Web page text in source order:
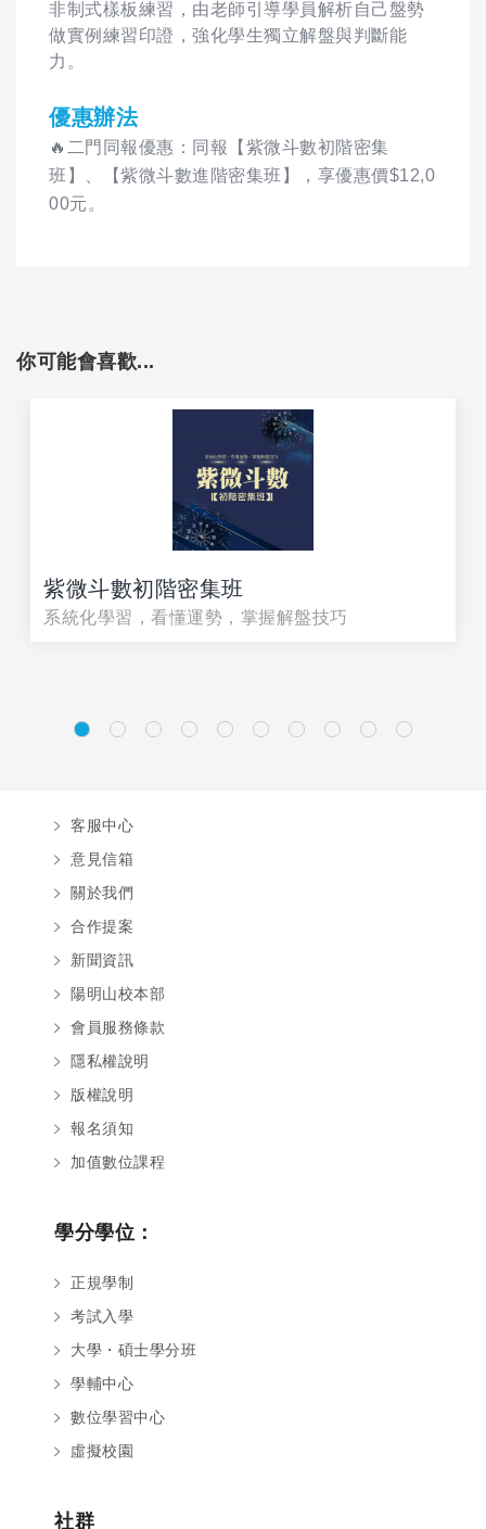
非制式樣板練習，由老師引導學員解析自己盤勢
做實例練習印證，強化學生獨立解盤與判斷能
力。
優惠辦法
🔥二門同報優惠：同報【紫微斗數初階密集
班】、【紫微斗數進階密集班】，享優惠價$12,0
00元。
你可能會喜歡...
紫微斗數初階密集班
系統化學習，看懂運勢，掌握解盤技巧
客服中心
意見信箱
關於我們
合作提案
新聞資訊
陽明山校本部
會員服務條款
隱私權說明
版權說明
報名須知
加值數位課程
學分學位：
正規學制
考試入學
大學・碩士學分班
學輔中心
數位學習中心
虛擬校園
社群